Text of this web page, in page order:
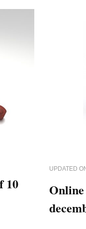
10
UPDATED